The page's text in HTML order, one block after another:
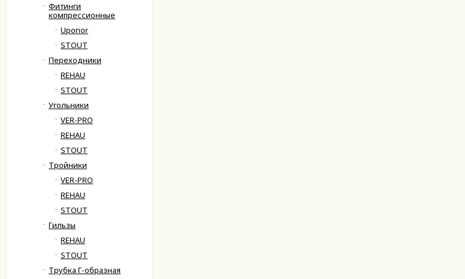
Фитинги
компрессионные
Uponor
STOUT
Переходники
REHAU
STOUT
Угольники
VER-PRO
REHAU
STOUT
Тройники
VER-PRO
REHAU
STOUT
Гильзы
REHAU
STOUT
Трубка Г-образная